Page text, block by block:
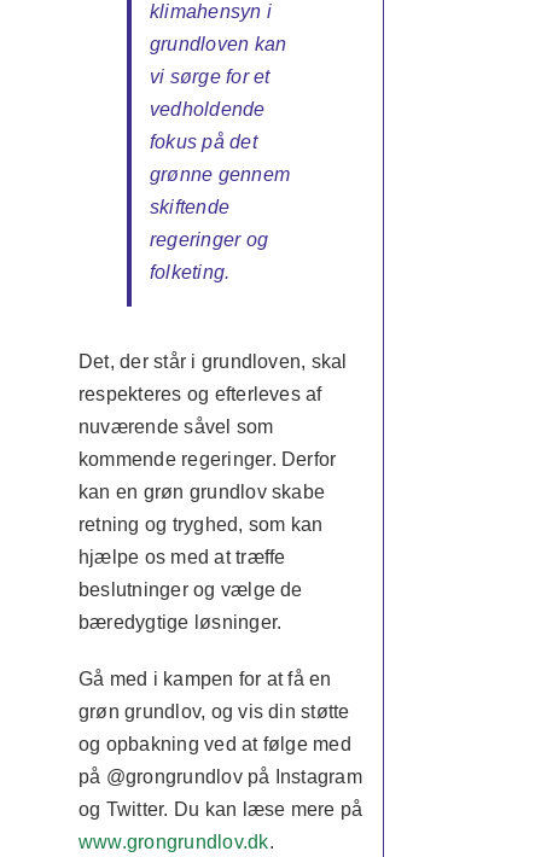
klimahensyn i
grundloven kan
vi sørge for et
vedholdende
fokus på det
grønne gennem
skiftende
regeringer og
folketing.
Det, der står i grundloven, skal
respekteres og efterleves af
nuværende såvel som
kommende regeringer. Derfor
kan en grøn grundlov skabe
retning og tryghed, som kan
hjælpe os med at træffe
beslutninger og vælge de
bæredygtige løsninger.
Gå med i kampen for at få en
grøn grundlov, og vis din støtte
og opbakning ved at følge med
på @grongrundlov på Instagram
og Twitter. Du kan læse mere på
www.grongrundlov.dk.